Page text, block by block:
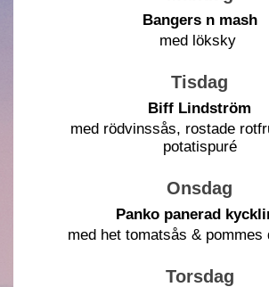
Bangers n mash
med löksky
Tisdag
Biff Lindström
med rödvinssås, rostade
potatispuré
Onsdag
Panko panerad
med het tomatsås & pommes
Torsdag